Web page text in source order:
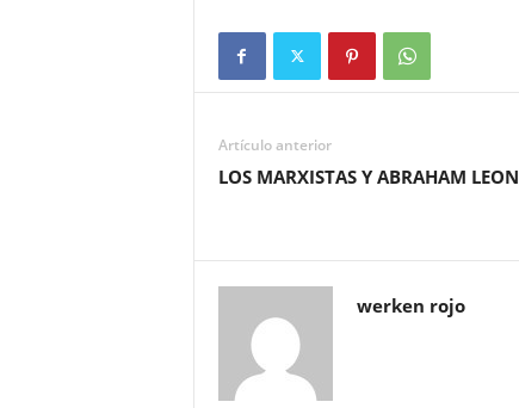
Artículo anterior
LOS MARXISTAS Y ABRAHAM LEON
werken rojo